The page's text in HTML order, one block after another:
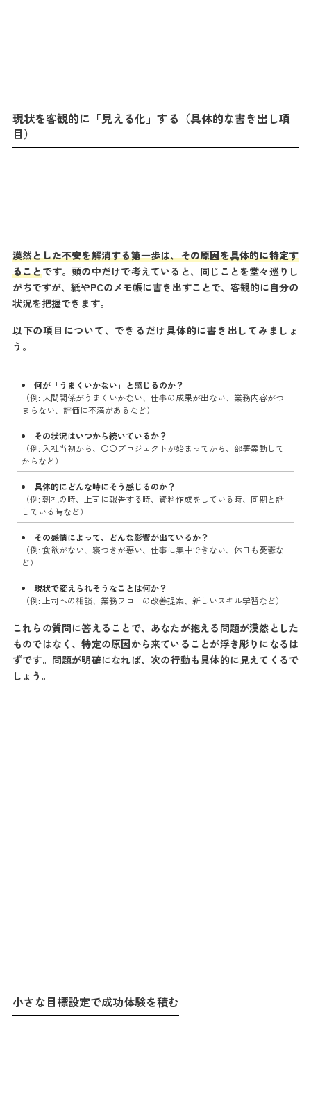
現状を客観的に「見える化」する（具体的な書き出し項
目）
漠然とした不安を解消する第一歩は、その原因を具体的に特定す
ることです。頭の中だけで考えていると、同じことを堂々巡りし
がちですが、紙やPCのメモ帳に書き出すことで、客観的に自分の
状況を把握できます。
以下の項目について、できるだけ具体的に書き出してみましょ
う。
何が「うまくいかない」と感じるのか？
（例: 人間関係がうまくいかない、仕事の成果が出ない、業務内容がつ
まらない、評価に不満があるなど）
その状況はいつから続いているか？
（例: 入社当初から、〇〇プロジェクトが始まってから、部署異動して
からなど）
具体的にどんな時にそう感じるのか？
（例: 朝礼の時、上司に報告する時、資料作成をしている時、同期と話
している時など）
その感情によって、どんな影響が出ているか？
（例: 食欲がない、寝つきが悪い、仕事に集中できない、休日も憂鬱な
ど）
現状で変えられそうなことは何か？
（例: 上司への相談、業務フローの改善提案、新しいスキル学習など）
これらの質問に答えることで、あなたが抱える問題が漠然とした
ものではなく、特定の原因から来ていることが浮き彫りになるは
ずです。問題が明確になれば、次の行動も具体的に見えてくるで
しょう。
小さな目標設定で成功体験を積む